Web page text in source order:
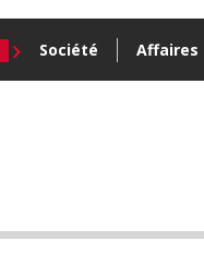
Société Affaires